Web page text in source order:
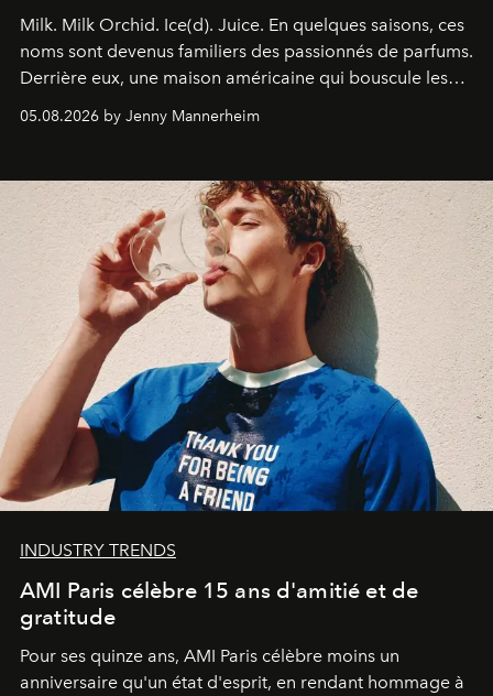
Milk. Milk Orchid. Ice(d). Juice. En quelques saisons, ces
noms sont devenus familiers des passionnés de parfums.
Derrière eux, une maison américaine qui bouscule les
une approche aussi intuitive que personnelle :
05.08.2026 by Jenny Mannerheim
INDUSTRY TRENDS
AMI Paris célèbre 15 ans d'amitié et de
gratitude
Pour ses quinze ans, AMI Paris célèbre moins un
anniversaire qu'un état d'esprit, en rendant hommage à